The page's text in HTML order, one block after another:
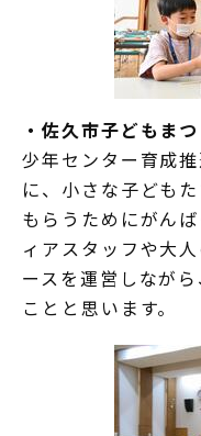
・佐久市子どもまつ
少年センター育成
に、小さな子ども
もらうためにがん
ィアスタッフや大
ースを運営しなが
ことと思います。